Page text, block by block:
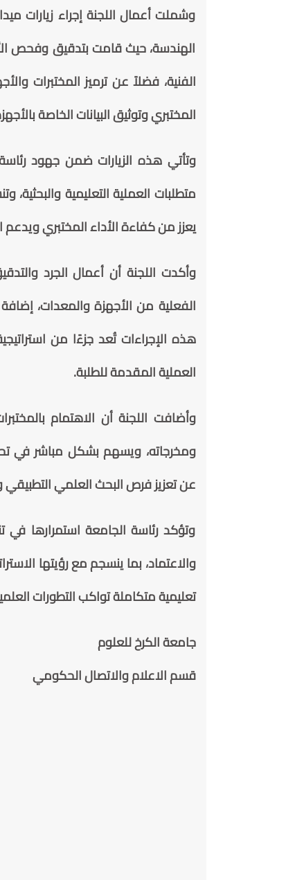
وشملت أعمال اللجنة إجراء زيارات
الهندسة، حيث قامت بتدقيق وفحص
الفنية، فضلاً عن ترميز المختبرات
المختبري وتوثيق البيانات الخاصة
وتأتي هذه الزيارات ضمن جهود رئاسة
متطلبات العملية التعليمية
يعزز من كفاءة الأداء المختبري ويدعم
وأكدت اللجنة أن أعمال الجرد
الفعلية من الأجهزة والمعدات،
هذه الإجراءات تُعد جزءًا من
العملية المقدمة للطلبة.
وأضافت اللجنة أن الاهتمام
ومخرجاته، ويسهم بشكل مباشر في
عن تعزيز فرص البحث العلمي
وتؤكد رئاسة الجامعة استمرارها في
والاعتماد، بما ينسجم مع رؤيتها
تعليمية متكاملة تواكب التطورات
جامعة الكرخ للعلوم
قسم الاعلام والاتصال الحكومي